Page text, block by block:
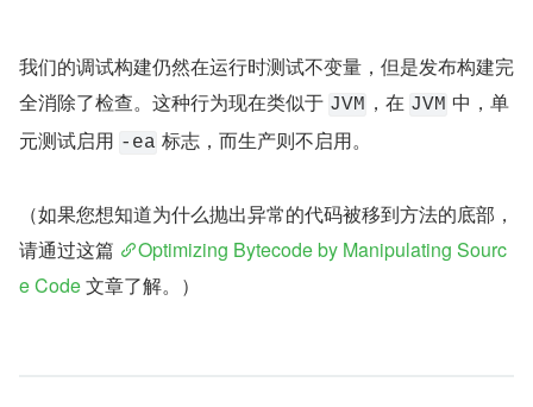
我们的调试构建仍然在运行时测试不变量，但是发布构建完
全消除了检查。这种行为现在类似于 JVM ，在 JVM 中，单
元测试启用 -ea 标志，而生产则不启用。
（如果您想知道为什么抛出异常的代码被移到方法的底部，
请通过这篇
Optimizing Bytecode by Manipulating Sourc
e Code 文章了解。）